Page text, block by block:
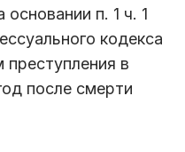
п. 1 ч. 1
кодекса
преступления в
после смерти